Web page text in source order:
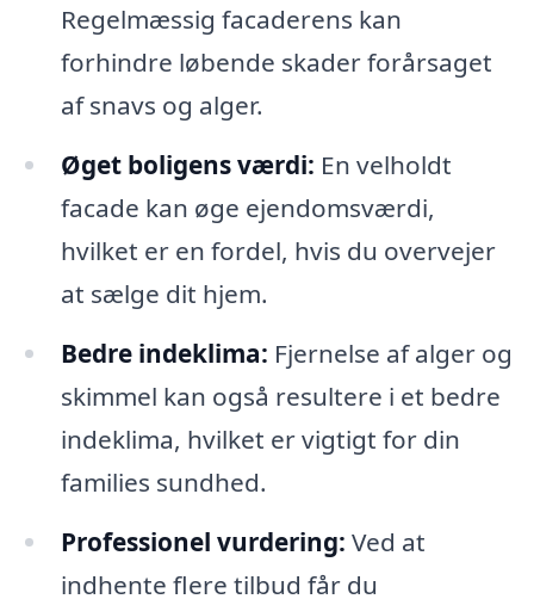
Regelmæssig facaderens kan
forhindre løbende skader forårsaget
af snavs og alger.
Øget boligens værdi: En velholdt
facade kan øge ejendomsværdi,
hvilket er en fordel, hvis du overvejer
at sælge dit hjem.
Bedre indeklima: Fjernelse af alger og
skimmel kan også resultere i et bedre
indeklima, hvilket er vigtigt for din
families sundhed.
Professionel vurdering: Ved at
indhente flere tilbud får du